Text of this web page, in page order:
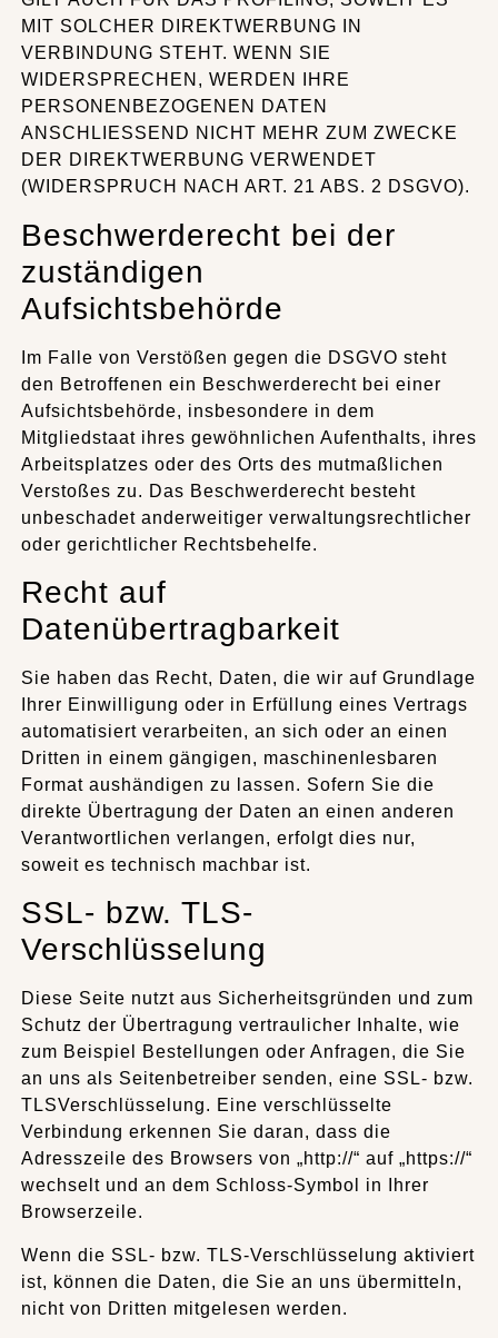
MIT SOLCHER DIREKTWERBUNG IN
VERBINDUNG STEHT. WENN SIE
WIDERSPRECHEN, WERDEN IHRE
PERSONENBEZOGENEN DATEN
ANSCHLIESSEND NICHT MEHR ZUM ZWECKE
DER DIREKTWERBUNG VERWENDET
(WIDERSPRUCH NACH ART. 21 ABS. 2 DSGVO).
Beschwerderecht bei der
zuständigen
Aufsichtsbehörde
Im Falle von Verstößen gegen die DSGVO steht
den Betroffenen ein Beschwerderecht bei einer
Aufsichtsbehörde, insbesondere in dem
Mitgliedstaat ihres gewöhnlichen Aufenthalts, ihres
Arbeitsplatzes oder des Orts des mutmaßlichen
Verstoßes zu. Das Beschwerderecht besteht
unbeschadet anderweitiger verwaltungsrechtlicher
oder gerichtlicher Rechtsbehelfe.
Recht auf
Datenübertragbarkeit
Sie haben das Recht, Daten, die wir auf Grundlage
Ihrer Einwilligung oder in Erfüllung eines Vertrags
automatisiert verarbeiten, an sich oder an einen
Dritten in einem gängigen, maschinenlesbaren
Format aushändigen zu lassen. Sofern Sie die
direkte Übertragung der Daten an einen anderen
Verantwortlichen verlangen, erfolgt dies nur,
soweit es technisch machbar ist.
SSL- bzw. TLS-
Verschlüsselung
Diese Seite nutzt aus Sicherheitsgründen und zum
Schutz der Übertragung vertraulicher Inhalte, wie
zum Beispiel Bestellungen oder Anfragen, die Sie
an uns als Seitenbetreiber senden, eine SSL- bzw.
TLSVerschlüsselung. Eine verschlüsselte
Verbindung erkennen Sie daran, dass die
Adresszeile des Browsers von „http://“ auf „https://“
wechselt und an dem Schloss-Symbol in Ihrer
Browserzeile.
Wenn die SSL- bzw. TLS-Verschlüsselung aktiviert
ist, können die Daten, die Sie an uns übermitteln,
nicht von Dritten mitgelesen werden.